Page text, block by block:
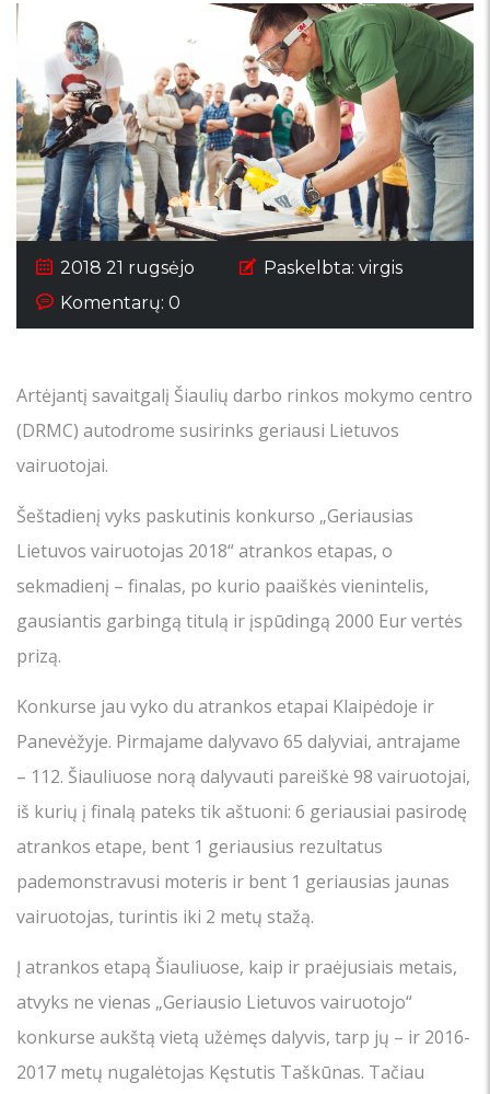
2018 21 rugsėjo Paskelbta: virgis
Komentarų: 0
Artėjantį savaitgalį Šiaulių darbo rinkos mokymo centro
(DRMC) autodrome susirinks geriausi Lietuvos
vairuotojai.
Šeštadienį vyks paskutinis konkurso „Geriausias
Lietuvos vairuotojas 2018“ atrankos etapas, o
sekmadienį – finalas, po kurio paaiškės vienintelis,
gausiantis garbingą titulą ir įspūdingą 2000 Eur vertės
prizą.
Konkurse jau vyko du atrankos etapai Klaipėdoje ir
Panevėžyje. Pirmajame dalyvavo 65 dalyviai, antrajame
– 112. Šiauliuose norą dalyvauti pareiškė 98 vairuotojai,
iš kurių į finalą pateks tik aštuoni: 6 geriausiai pasirodę
atrankos etape, bent 1 geriausius rezultatus
pademonstravusi moteris ir bent 1 geriausias jaunas
vairuotojas, turintis iki 2 metų stažą.
Į atrankos etapą Šiauliuose, kaip ir praėjusiais metais,
atvyks ne vienas „Geriausio Lietuvos vairuotojo“
konkurse aukštą vietą užėmęs dalyvis, tarp jų – ir 2016-
2017 metų nugalėtojas Kęstutis Taškūnas. Tačiau